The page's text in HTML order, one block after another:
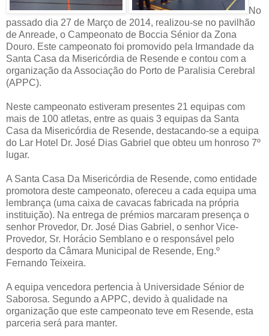
No
passado dia 27 de Março de 2014, realizou-se no pavilhão
de Anreade, o Campeonato de Boccia Sénior da Zona
Douro. Este campeonato foi promovido pela Irmandade da
Santa Casa da Misericórdia de Resende e contou com a
organização da Associação do Porto de Paralisia Cerebral
(APPC).
Neste campeonato estiveram presentes 21 equipas com
mais de 100 atletas, entre as quais 3 equipas da Santa
Casa da Misericórdia de Resende, destacando-se a equipa
do Lar Hotel Dr. José Dias Gabriel que obteu um honroso 7º
lugar.
A Santa Casa Da Misericórdia de Resende, como entidade
promotora deste campeonato, ofereceu a cada equipa uma
lembrança (uma caixa de cavacas fabricada na própria
instituição). Na entrega de prémios marcaram presença o
senhor Provedor, Dr. José Dias Gabriel, o senhor Vice-
Provedor, Sr. Horácio Semblano e o responsável pelo
desporto da Câmara Municipal de Resende, Eng.º
Fernando Teixeira.
A equipa vencedora pertencia à Universidade Sénior de
Saborosa. Segundo a APPC, devido à qualidade na
organização que este campeonato teve em Resende, esta
parceria será para manter.